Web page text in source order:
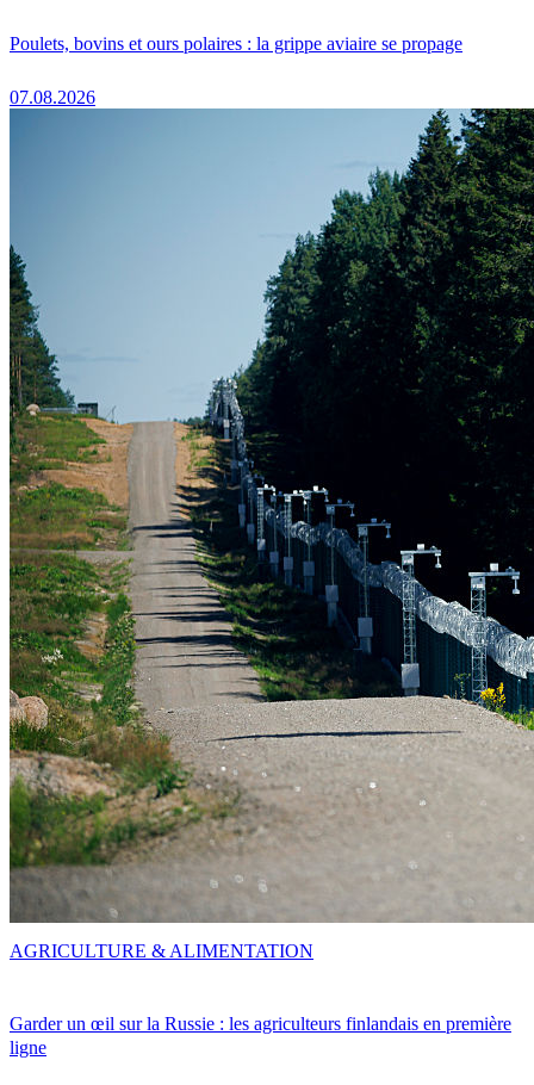
Poulets, bovins et ours polaires : la grippe aviaire se propage
07.08.2026
Garder un œil sur la Russie : les agriculteurs finlandais en première
ligne
AGRICULTURE & ALIMENTATION